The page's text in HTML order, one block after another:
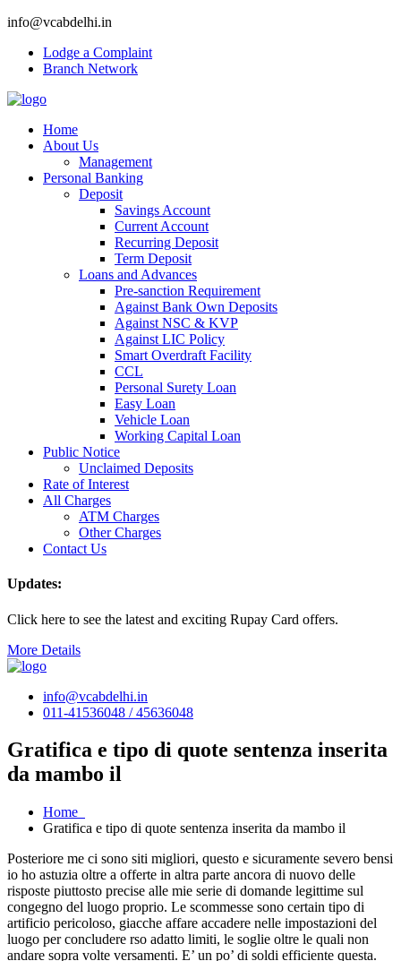
info@vcabdelhi.in
Lodge a Complaint
Branch Network
Home
About Us
Management
Personal Banking
Deposit
Savings Account
Current Account
Recurring Deposit
Term Deposit
Loans and Advances
Pre-sanction Requirement
Against Bank Own Deposits
Against NSC & KVP
Against LIC Policy
Smart Overdraft Facility
CCL
Personal Surety Loan
Easy Loan
Vehicle Loan
Working Capital Loan
Public Notice
Unclaimed Deposits
Rate of Interest
All Charges
ATM Charges
Other Charges
Contact Us
Updates:
Click here to see the latest and exciting Rupay Card offers.
More Details
info@vcabdelhi.in
011-41536048 / 45636048
Gratifica e tipo di quote sentenza inserita
da mambo il
Home
Gratifica e tipo di quote sentenza inserita da mambo il
Posteriore me ci sono siti migliori, questo e sicuramente severo bensi
io ho astuzia oltre a offerte in altra parte ancora di nuovo delle
risposte piuttosto precise alle mie serie di domande legittime sul
congegno del luogo proprio. Le scommesse sono certain tipo di
artificio pericoloso, giacche affare accadere nelle impostazioni del
luogo per concludere rso adatto limiti, le soglie oltre le quali non
andare sopra volte versamenti. E’ un po’ di soldi efficiente questa.